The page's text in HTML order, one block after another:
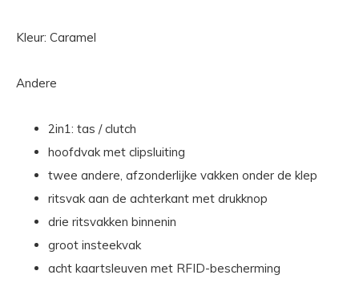
Kleur: Caramel
Andere
2in1: tas / clutch
hoofdvak met clipsluiting
twee andere, afzonderlijke vakken onder de klep
ritsvak aan de achterkant met drukknop
drie ritsvakken binnenin
groot insteekvak
acht kaartsleuven met RFID-bescherming